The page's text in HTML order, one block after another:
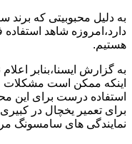
به دلیل محبوبیتی که برند
دارد،امروزه شاهد
هستیم.
به گزارش ایسنا،بنابر
اینکه ممکن است مشکلات
استفاده درست برای این
برای تعمیر یخچال در
نمایندگی های سامسونگ